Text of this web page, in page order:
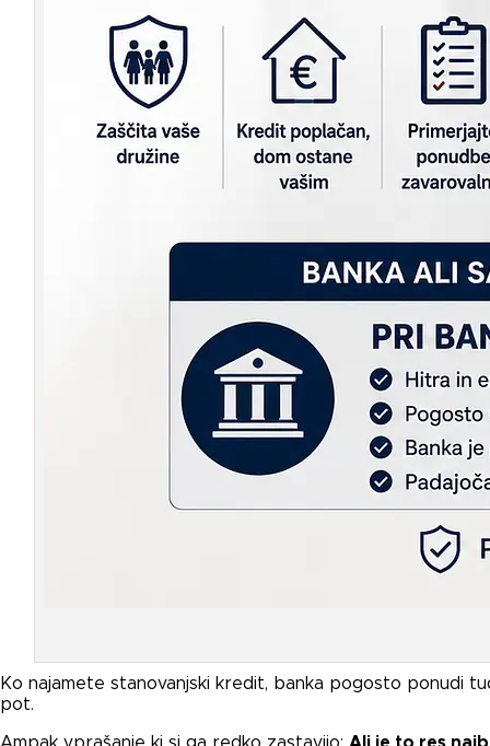
Ko najamete stanovanjski kredit, banka pogosto ponudi
pot.